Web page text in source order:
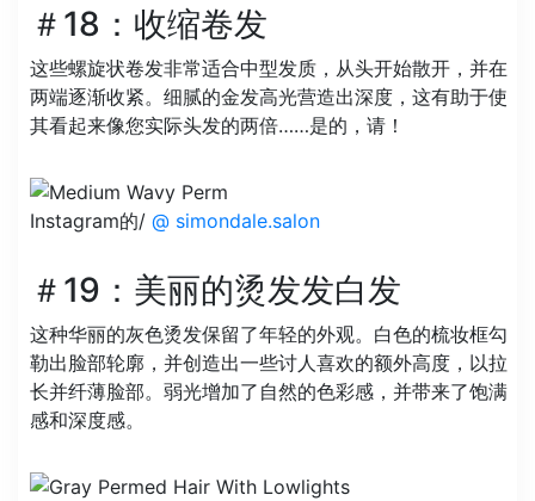
＃18：收缩卷发
这些螺旋状卷发非常适合中型发质，从头开始散开，并在
两端逐渐收紧。细腻的金发高光营造出深度，这有助于使
其看起来像您实际头发的两倍……是的，请！
Instagram的/ @ simondale.salon
＃19：美丽的烫发发白发
这种华丽的灰色烫发保留了年轻的外观。白色的梳妆框勾
勒出脸部轮廓，并创造出一些讨人喜欢的额外高度，以拉
长并纤薄脸部。弱光增加了自然的色彩感，并带来了饱满
感和深度感。